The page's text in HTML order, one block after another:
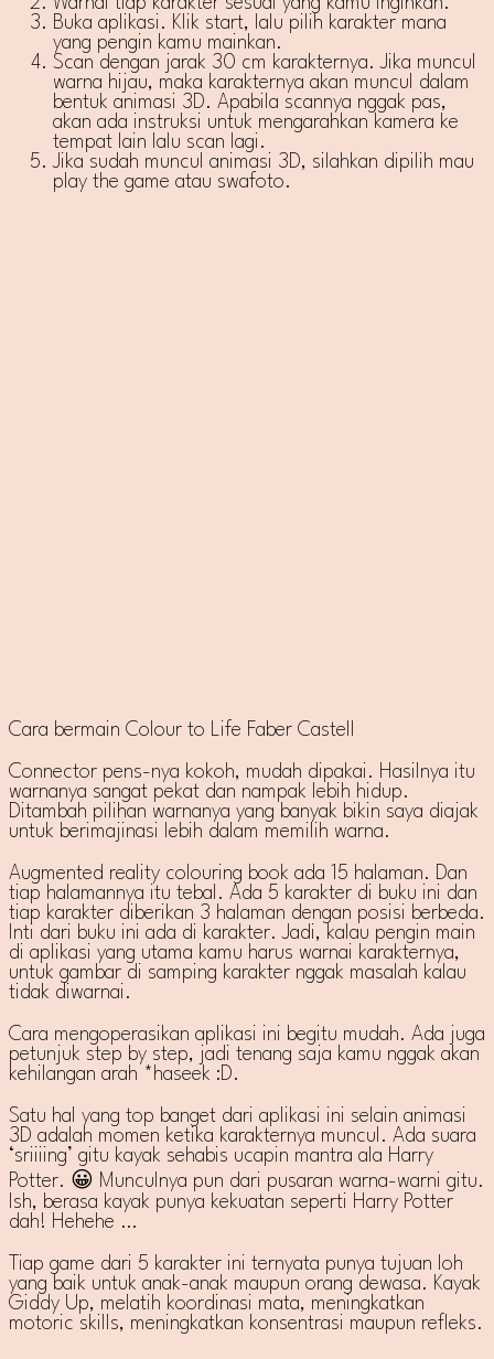
Buka aplikasi. Klik start, lalu pilih karakter mana
yang pengin kamu mainkan.
Scan dengan jarak 30 cm karakternya. Jika muncul
warna hijau, maka karakternya akan muncul dalam
bentuk animasi 3D. Apabila scannya nggak pas,
akan ada instruksi untuk mengarahkan kamera ke
tempat lain lalu scan lagi.
Jika sudah muncul animasi 3D, silahkan dipilih mau
play the game atau swafoto.
Cara bermain Colour to Life Faber Castell
Connector pens-nya kokoh, mudah dipakai. Hasilnya itu
warnanya sangat pekat dan nampak lebih hidup.
Ditambah pilihan warnanya yang banyak bikin saya diajak
untuk berimajinasi lebih dalam memilih warna.
Augmented reality colouring book ada 15 halaman. Dan
tiap halamannya itu tebal. Ada 5 karakter di buku ini dan
tiap karakter diberikan 3 halaman dengan posisi berbeda.
Inti dari buku ini ada di karakter. Jadi, kalau pengin main
di aplikasi yang utama kamu harus warnai karakternya,
untuk gambar di samping karakter nggak masalah kalau
tidak diwarnai.
Cara mengoperasikan aplikasi ini begitu mudah. Ada juga
petunjuk step by step, jadi tenang saja kamu nggak akan
kehilangan arah *haseek :D.
Satu hal yang top banget dari aplikasi ini selain animasi
3D adalah momen ketika karakternya muncul. Ada suara
‘sriiiing’ gitu kayak sehabis ucapin mantra ala Harry
Potter. 😀 Munculnya pun dari pusaran warna-warni gitu.
Ish, berasa kayak punya kekuatan seperti Harry Potter
dah! Hehehe …
Tiap game dari 5 karakter ini ternyata punya tujuan loh
yang baik untuk anak-anak maupun orang dewasa. Kayak
Giddy Up, melatih koordinasi mata, meningkatkan
motoric skills, meningkatkan konsentrasi maupun refleks.